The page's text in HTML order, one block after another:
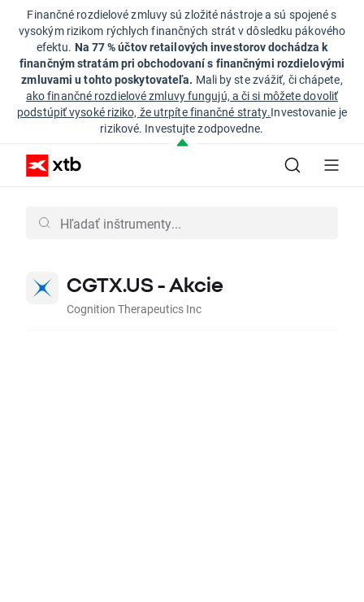
Finančné rozdielové zmluvy sú zložité nástroje a sú spojené s
vysokým rizikom rýchlych finančných strát v dôsledku pákového
efektu. Na 77 % účtov retailových investorov dochádza k
finančným stratám pri obchodovaní s finančnými rozdielovými
zmluvami u tohto poskytovateľa. Mali by ste zvážiť, či chápete,
ako finančné rozdielové zmluvy fungujú, a či si môžete dovoliť
podstúpiť vysoké riziko, že utrpíte finančné straty.Investovanie je
rizikové. Investujte zodpovedne.
CGTX.US - Akcie
Cognition Therapeutics Inc